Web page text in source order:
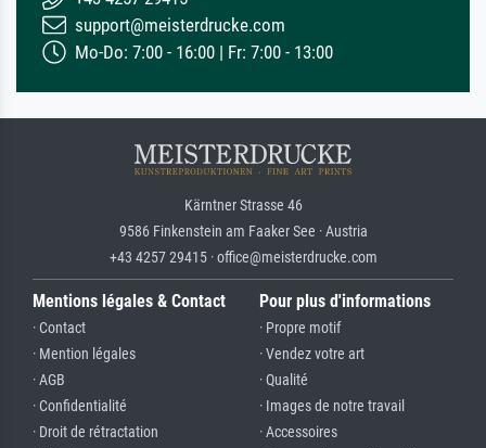
support@meisterdrucke.com
Mo-Do: 7:00 - 16:00 | Fr: 7:00 - 13:00
Kärntner Strasse 46
9586 Finkenstein am Faaker See · Austria
+43 4257 29415 · office@meisterdrucke.com
Mentions légales & Contact
· Contact
· Mention légales
· AGB
· Confidentialité
· Droit de rétractation
Pour plus d'informations
· Propre motif
· Vendez votre art
· Qualité
· Images de notre travail
· Accessoires